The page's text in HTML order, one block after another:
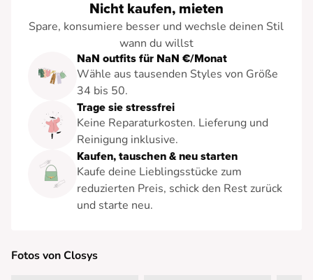
Nicht kaufen, mieten
Spare, konsumiere besser und wechsle deinen Stil
wann du willst
NaN outfits für NaN €/Monat
Wähle aus tausenden Styles von Größe
34 bis 50.
Trage sie stressfrei
Keine Reparaturkosten. Lieferung und
Reinigung inklusive.
Kaufen, tauschen & neu starten
Kaufe deine Lieblingsstücke zum
reduzierten Preis, schick den Rest zurück
und starte neu.
Fotos von Closys